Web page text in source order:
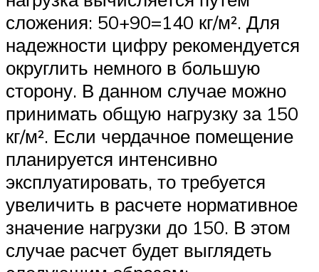
сложения: 50+90=140 кг/м². Для
надежности цифру рекомендуется
округлить немного в большую
сторону. В данном случае можно
принимать общую нагрузку за 150
кг/м². Если чердачное помещение
планируется интенсивно
эксплуатировать, то требуется
увеличить в расчете нормативное
значение нагрузки до 150. В этом
случае расчет будет выглядеть